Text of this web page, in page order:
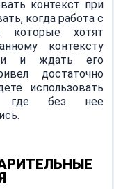
контекст при
когда работа с
которые хотят
контексту
и ждать его
достаточно
использовать
где без нее